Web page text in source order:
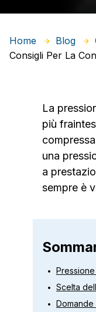
Home Blog
Consigli Per La
La
più
una
a
sempre è
Scelta